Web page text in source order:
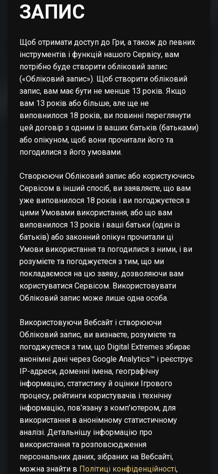
ЗАПИС
Щоб отримати доступ до Гри, а також до певних
інструментів і функцій нашого Сервісу, вам
потрібно буде створити обліковий запис
(«Обліковий запис»). Щоб створити обліковий
запис, вам має бути не менше 13 років. Якщо
вам 13 років або більше, але ще не
виповнилося 18 років, ви повинні переглянути
цей договір з одним із ваших батьків (батьками)
або опікуном, щоб вони прочитали його та
погодилися з його умовами.
Створюючи Обліковий запис або користуючись
Сервісом в інший спосіб, ви заявляєте, що вам
уже виповнилося 18 років і ви погоджуєтеся з
цими Умовами використання, або що вам
виповнилося 13 років і ваші батьки (один із
батьків) або законний опікун прочитали ці
Умови використання та погодилися з ними, і ви
розумієте та погоджуєтеся з тим, що ми
покладаємося на цю заяву, дозволяючи вам
користуватися Сервісом. Використовувати
Обліковий запис може лише одна особа.
Використовуючи Вебсайт і створюючи
Обліковий запис, ви визнаєте, розумієте та
погоджуєтеся з тим, що Digital Extremes збирає
анонімні дані через Google Analytics™ і реєструє
IP-адреси, доменні імена, географічну
інформацію, статистику й оцінки Ігрового
процесу, рейтинги користувачів і технічну
інформацію, пов’язану з комп’ютером, для
використання в анонімному статистичному
аналізі. Детальнішу інформацію про
використання та розповсюдження
персональних даних, зібраних на Вебсайті,
можна знайти в Політиці конфіденційності,